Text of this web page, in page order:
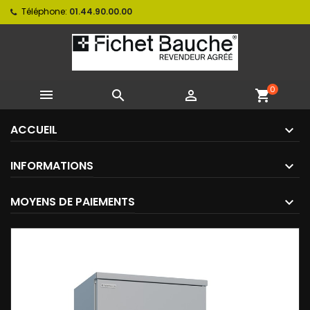
Téléphone: 01.44.90.00.00
   shopping_cart0
ACCUEIL
INFORMATIONS
MOYENS DE PAIEMENTS